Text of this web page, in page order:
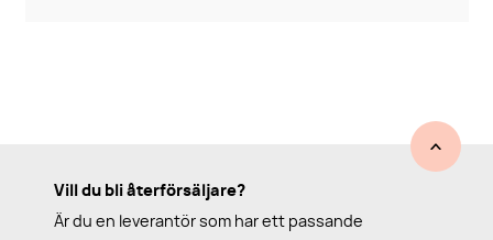
Vill du bli återförsäljare?
Är du en leverantör som har ett passande